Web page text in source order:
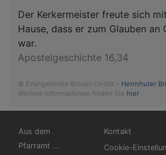
Der Kerkermeister freute sich
Hause, dass er zum Glauben an
war.
Apostelgeschichte 16,34
© Evangelische Brüder-Unität – Herrnhuter
Weitere Informationen finden Sie hier .
Hauptnavigation
Aus dem
Pfarramt ...
Kontakt
Cookie-